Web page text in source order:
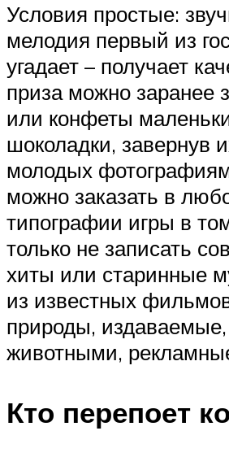
Условия простые:
мелодия первый из
угадает – получает
приза можно заранее
или конфеты
шоколадки, завернув
молодых
можно заказать в
типографии игры в
только не записать
хиты или старинные
из известных
природы, издаваемые,
животными,
Кто перепоет